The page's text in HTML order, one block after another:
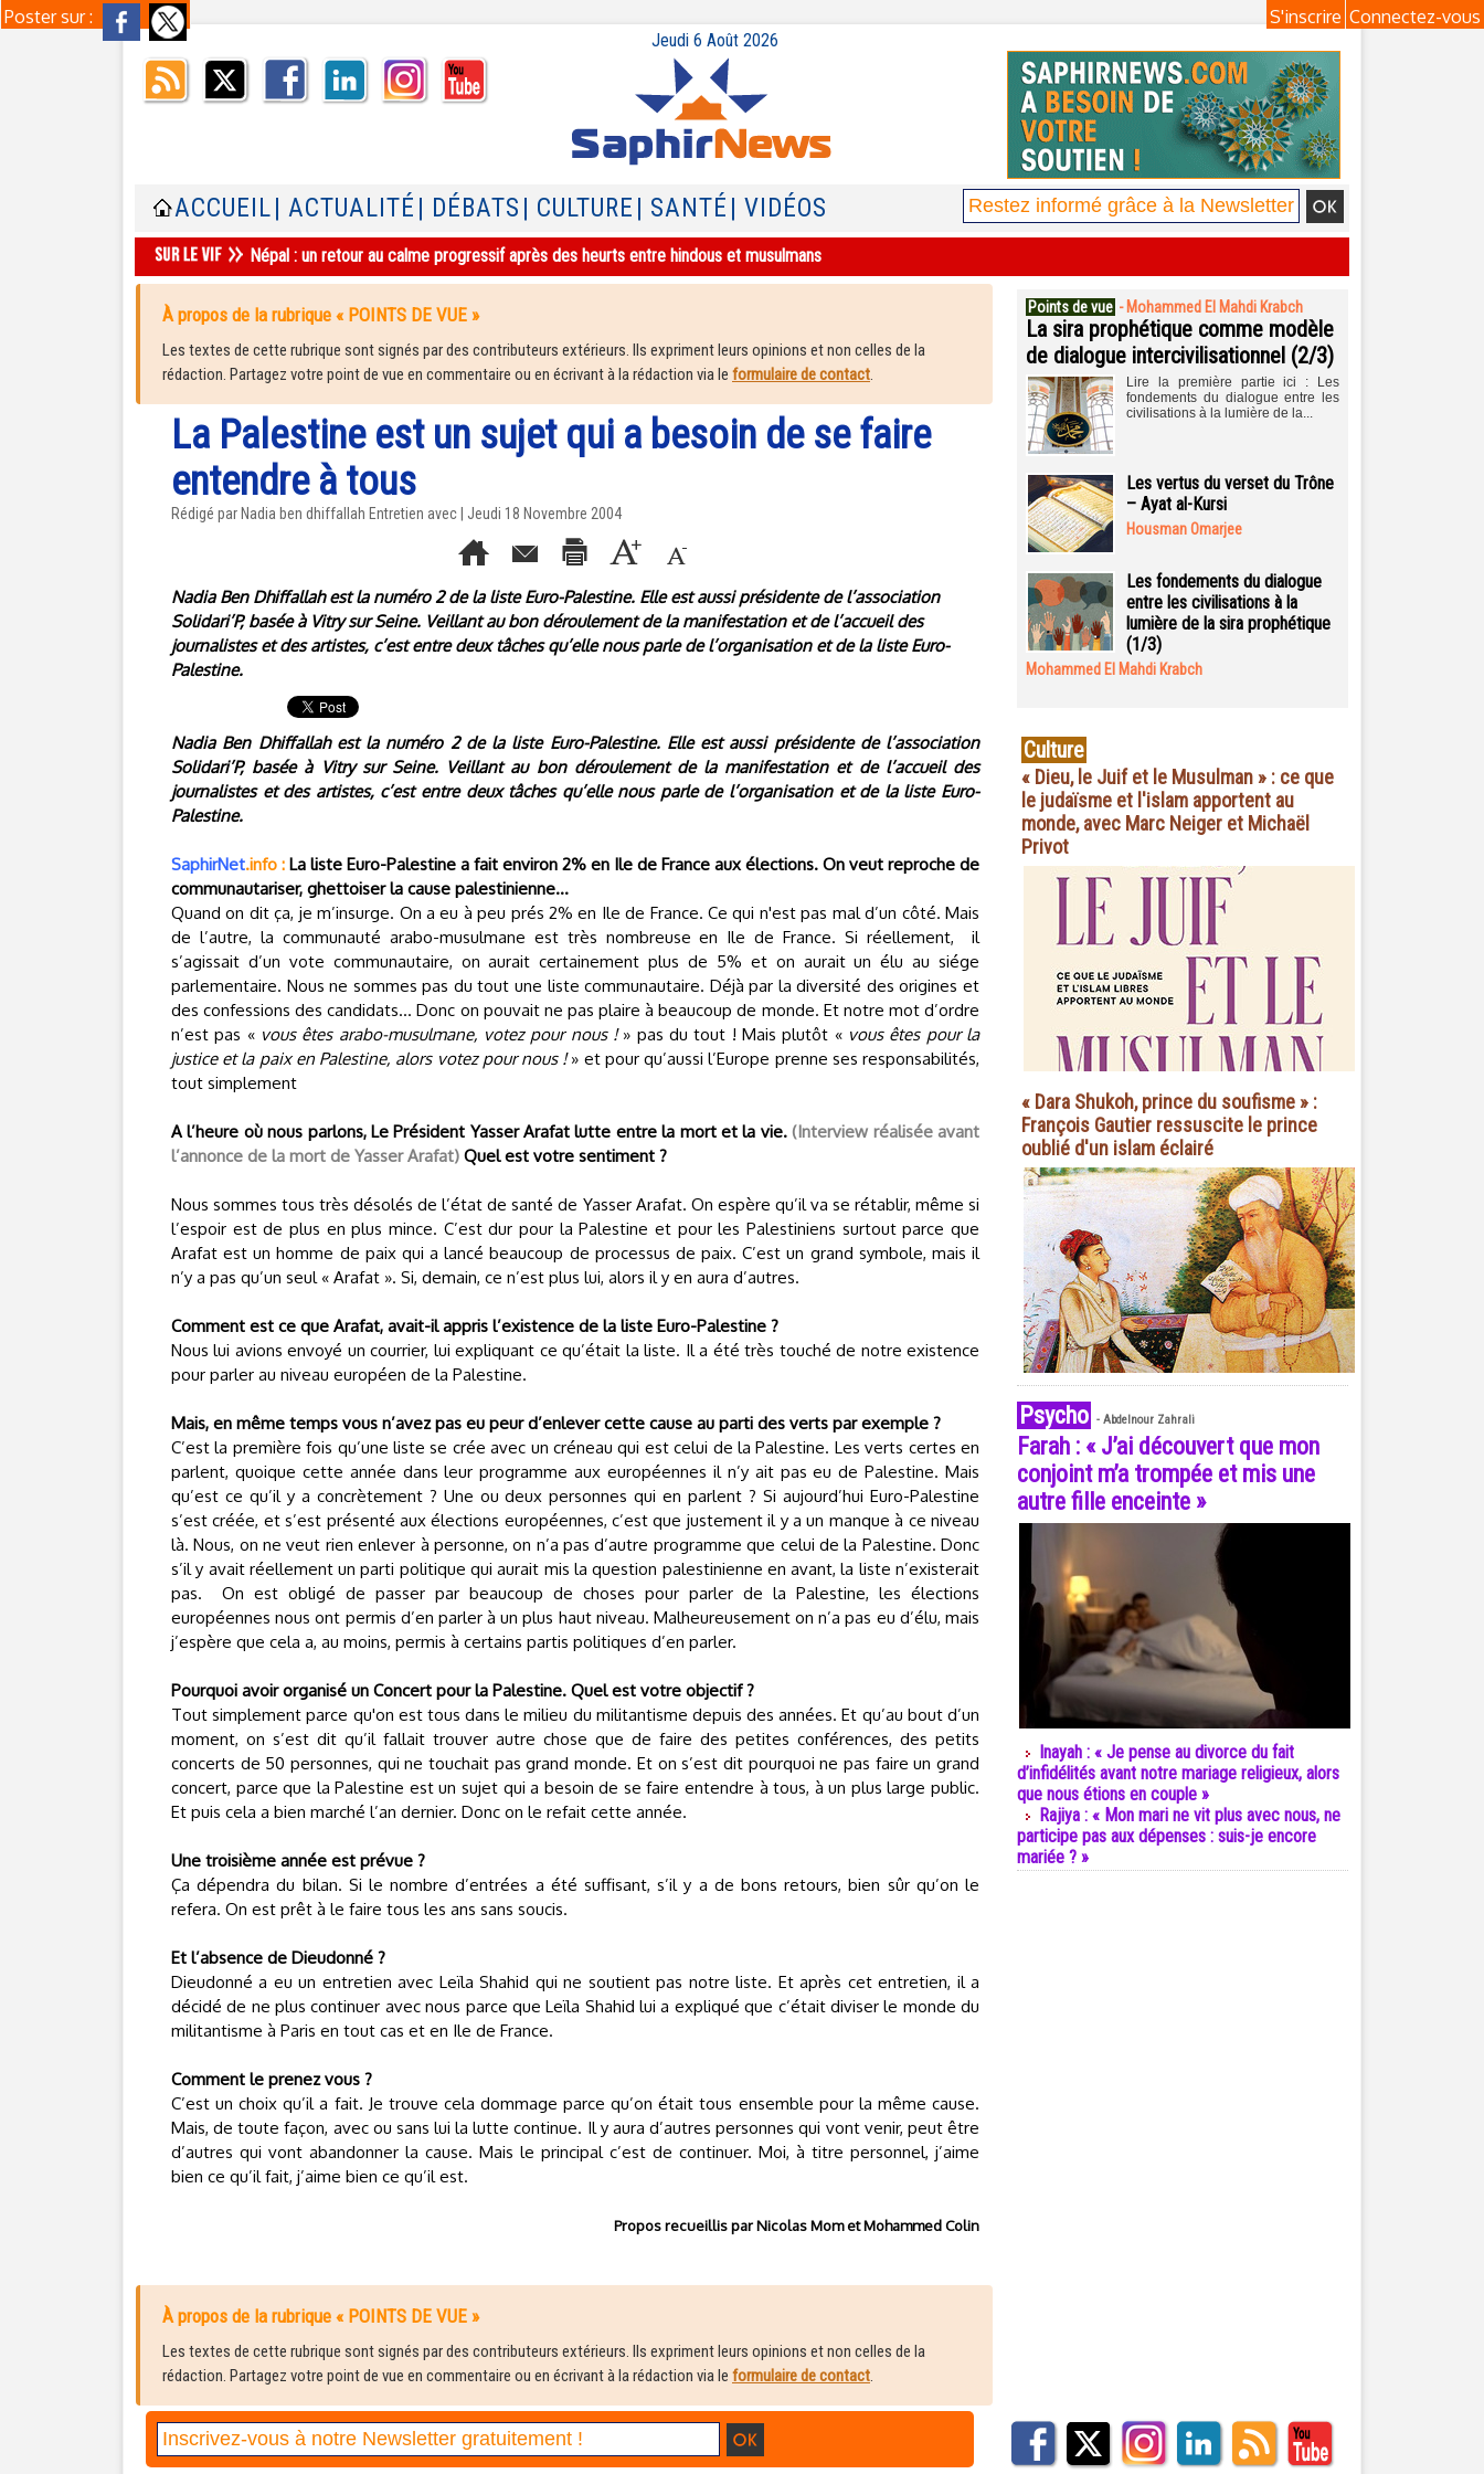
Poster sur : Connectez-vous
S'inscrire
Jeudi 6 Août 2026
ACCUEIL | ACTUALITÉ | DÉBATS | CULTURE | SANTÉ | VIDÉOS
Népal : un retour au calme progressif après des heurts entre hindous et musulmans
À propos de la rubrique « POINTS DE VUE »
Les textes de cette rubrique sont signés par des contributeurs extérieurs. Ils expriment leurs opinions et non celles de la
rédaction. Partagez votre point de vue en commentaire ou en écrivant à la rédaction via le formulaire de contact.
La Palestine est un sujet qui a besoin de se faire
entendre à tous
Rédigé par Nadia ben dhiffallah Entretien avec | Jeudi 18 Novembre 2004
Nadia Ben Dhiffallah est la numéro 2 de la liste Euro-Palestine. Elle est aussi présidente de l’association
Solidari’P, basée à Vitry sur Seine. Veillant au bon déroulement de la manifestation et de l’accueil des
journalistes et des artistes, c’est entre deux tâches qu’elle nous parle de l’organisation et de la liste Euro-
Palestine.
Nadia Ben Dhiffallah est la numéro 2 de la liste Euro-Palestine. Elle est aussi présidente de l’association
Solidari’P, basée à Vitry sur Seine. Veillant au bon déroulement de la manifestation et de l’accueil des
journalistes et des artistes, c’est entre deux tâches qu’elle nous parle de l’organisation et de la liste Euro-
Palestine.
SaphirNet.info : La liste Euro-Palestine a fait environ 2% en Ile de France aux élections. On veut reproche de
communautariser, ghettoiser la cause palestinienne…
Quand on dit ça, je m’insurge. On a eu à peu prés 2% en Ile de France. Ce qui n'est pas mal d’un côté. Mais
de l’autre, la communauté arabo-musulmane est très nombreuse en Ile de France. Si réellement,
il
s’agissait d’un vote communautaire, on aurait certainement plus de 5% et on aurait un élu au siége
parlementaire. Nous ne sommes pas du tout une liste communautaire. Déjà par la diversité des origines et
des confessions des candidats... Donc on pouvait ne pas plaire à beaucoup de monde. Et notre mot d’ordre
n’est pas « vous êtes arabo-musulmane, votez pour nous !» pas du tout ! Mais plutôt « vous êtes pour la
justice et la paix en Palestine, alors votez pour nous !» et pour qu’aussi l’Europe prenne ses responsabilités,
tout simplement
A l’heure où nous parlons, Le Président Yasser Arafat lutte entre la mort et la vie. (Interview réalisée avant
l’annonce de la mort de Yasser Arafat) Quel est votre sentiment ?
Nous sommes tous très désolés de l’état de santé de Yasser Arafat. On espère qu’il va se rétablir, même si
l’espoir est de plus en plus mince. C’est dur pour la Palestine et pour les Palestiniens surtout parce que
Arafat est un homme de paix qui a lancé beaucoup de processus de paix. C’est un grand symbole, mais il
n’y a pas qu’un seul « Arafat ». Si, demain, ce n’est plus lui, alors il y en aura d’autres.
Comment est ce que Arafat, avait-il appris l’existence de la liste Euro-Palestine ?
Nous lui avions envoyé un courrier, lui expliquant ce qu’était la liste. Il a été très touché de notre existence
pour parler au niveau européen de la Palestine.
Mais, en même temps vous n’avez pas eu peur d’enlever cette cause au parti des verts par exemple ?
C’est la première fois qu’une liste se crée avec un créneau qui est celui de la Palestine. Les verts certes en
parlent, quoique cette année dans leur programme aux européennes il n’y ait pas eu de Palestine. Mais
qu’est ce qu’il y a concrètement ? Une ou deux personnes qui en parlent ? Si aujourd’hui Euro-Palestine
s’est créée, et s’est présenté aux élections européennes, c’est que justement il y a un manque à ce niveau
là. Nous, on ne veut rien enlever à personne, on n’a pas d’autre programme que celui de la Palestine. Donc
s’il y avait réellement un parti politique qui aurait mis la question palestinienne en avant, la liste n’existerait
pas.
On est obligé de passer par beaucoup de choses pour parler de la Palestine, les élections
européennes nous ont permis d’en parler à un plus haut niveau. Malheureusement on n’a pas eu d’élu, mais
j’espère que cela a, au moins, permis à certains partis politiques d’en parler.
Pourquoi avoir organisé un Concert pour la Palestine. Quel est votre objectif ?
Tout simplement parce qu'on est tous dans le milieu du militantisme depuis des années. Et qu’au bout d’un
moment, on s’est dit qu’il fallait trouver autre chose que de faire des petites conférences, des petits
concerts de 50 personnes, qui ne touchait pas grand monde. Et on s’est dit pourquoi ne pas faire un grand
concert, parce que la Palestine est un sujet qui a besoin de se faire entendre à tous, à un plus large public.
Et puis cela a bien marché l’an dernier. Donc on le refait cette année.
Une troisième année est prévue ?
Ça dépendra du bilan. Si le nombre d’entrées a été suffisant, s’il y a de bons retours, bien sûr qu’on le
refera. On est prêt à le faire tous les ans sans soucis.
Et l’absence de Dieudonné ?
Dieudonné a eu un entretien avec Leïla Shahid qui ne soutient pas notre liste. Et après cet entretien, il a
décidé de ne plus continuer avec nous parce que Leïla Shahid lui a expliqué que c’était diviser le monde du
militantisme à Paris en tout cas et en Ile de France.
Comment le prenez vous ?
C’est un choix qu’il a fait. Je trouve cela dommage parce qu’on était tous ensemble pour la même cause.
Mais, de toute façon, avec ou sans lui la lutte continue. Il y aura d’autres personnes qui vont venir, peut être
d’autres qui vont abandonner la cause. Mais le principal c’est de continuer. Moi, à titre personnel, j’aime
bien ce qu’il fait, j’aime bien ce qu’il est.
Propos recueillis par Nicolas Mom et Mohammed Colin
À propos de la rubrique « POINTS DE VUE »
Les textes de cette rubrique sont signés par des contributeurs extérieurs. Ils expriment leurs opinions et non celles de la
rédaction. Partagez votre point de vue en commentaire ou en écrivant à la rédaction via le formulaire de contact.
Points de vue - Mohammed El Mahdi Krabch
La sira prophétique comme modèle
de dialogue intercivilisationnel (2/3)
Lire la première partie ici : Les
fondements du dialogue entre les
civilisations à la lumière de la...
Les vertus du verset du Trône
– Ayat al-Kursi
Housman Omarjee
Les fondements du dialogue
entre les civilisations à la
lumière de la sira prophétique
(1/3)
Mohammed El Mahdi Krabch
Culture
« Dieu, le Juif et le Musulman » : ce que
le judaïsme et l'islam apportent au
monde, avec Marc Neiger et Michaël
Privot
« Dara Shukoh, prince du soufisme » :
François Gautier ressuscite le prince
oublié d'un islam éclairé
Psycho - Abdelnour Zahrali
Farah : « J’ai découvert que mon
conjoint m’a trompée et mis une
autre fille enceinte »
Inayah : « Je pense au divorce du fait
d’infidélités avant notre mariage religieux, alors
que nous étions en couple »
Rajiya : « Mon mari ne vit plus avec nous, ne
participe pas aux dépenses : suis-je encore
mariée ? »